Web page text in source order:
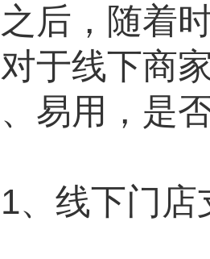
后，随着
于线下商
易用，是
线下门店